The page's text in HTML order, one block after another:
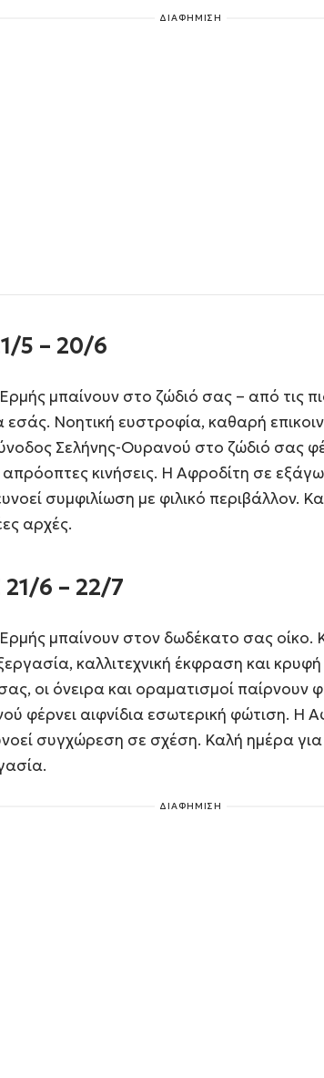
ΔΙΑΦΗΜΙΣΗ
5 – 20/6
μπαίνουν στο ζώδιό σας – από τις
εσάς. Νοητική ευστροφία, καθαρή
Σελήνης-Ουρανού στο ζώδιό σας
απρόοπτες κινήσεις. Η Αφροδίτη σε
συμφιλίωση με φιλικό περιβάλλον.
αρχές.
6 – 22/7
μπαίνουν στον δωδέκατο σας οίκο.
καλλιτεχνική έκφραση και
οι όνειρα και οραματισμοί παίρνουν
φέρνει αιφνίδια εσωτερική φώτιση. Η
συγχώρεση σε σχέση. Καλή ημέρα για
ΔΙΑΦΗΜΙΣΗ